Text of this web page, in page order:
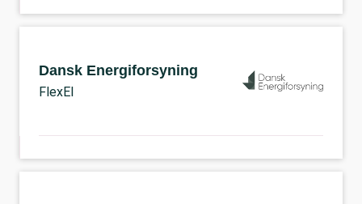
Dansk Energiforsyning
FlexEl